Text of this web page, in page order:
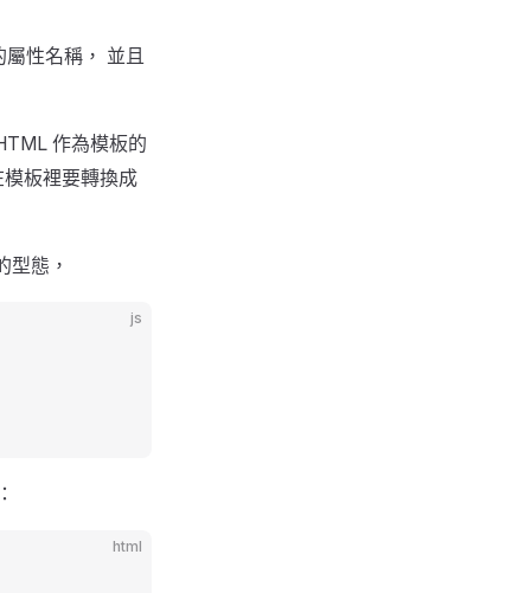
性名稱， 並且
作為模板的
板裡要轉換成
型態，
js
html